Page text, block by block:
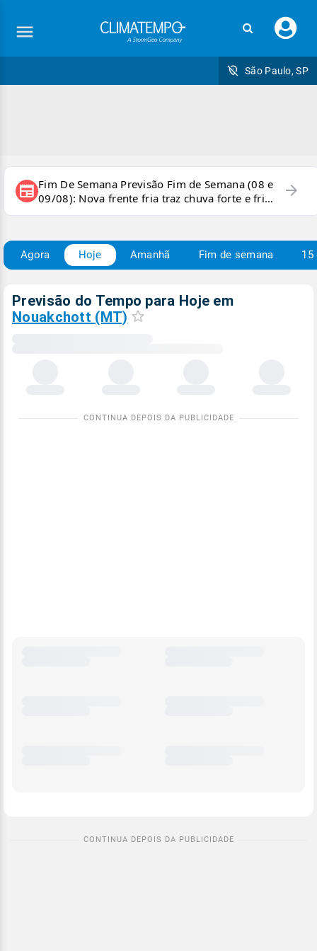
seu
São Paulo, SP
newspaper Fim De Semana Previsão Fim de Semana (08 e
09/08): Nova frente fria traz chuva forte e frio
para áreas do país
arrow_forward
Agora Hoje Amanhã Fim de semana 15
Previsão do Tempo para Hoje em
Nouakchott (MT)